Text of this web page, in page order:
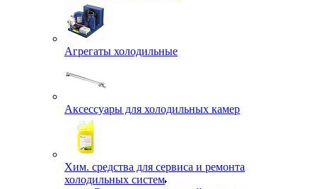
Агрегаты холодильные
Аксессуары для холодильных камер
Хим. средства для сервиса и ремонта
холодильных систем